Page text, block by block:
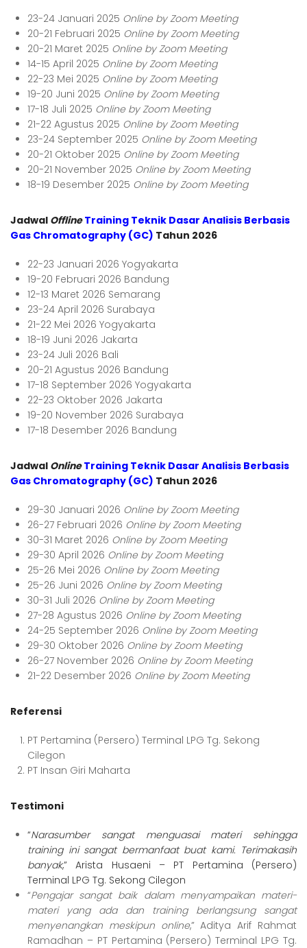
23-24 Januari 2025 Online by Zoom Meeting
20-21 Februari 2025 Online by Zoom Meeting
20-21 Maret 2025 Online by Zoom Meeting
14-15 April 2025 Online by Zoom Meeting
22-23 Mei 2025 Online by Zoom Meeting
19-20 Juni 2025 Online by Zoom Meeting
17-18 Juli 2025 Online by Zoom Meeting
21-22 Agustus 2025 Online by Zoom Meeting
23-24 September 2025 Online by Zoom Meeting
20-21 Oktober 2025 Online by Zoom Meeting
20-21 November 2025 Online by Zoom Meeting
18-19 Desember 2025 Online by Zoom Meeting
Jadwal OfflineTraining Teknik Dasar Analisis Berbasis
Gas Chromatography (GC) Tahun 2026
22-23 Januari 2026 Yogyakarta
19-20 Februari 2026 Bandung
12-13 Maret 2026 Semarang
23-24 April 2026 Surabaya
21-22 Mei 2026 Yogyakarta
18-19 Juni 2026 Jakarta
23-24 Juli 2026 Bali
20-21 Agustus 2026 Bandung
17-18 September 2026 Yogyakarta
22-23 Oktober 2026 Jakarta
19-20 November 2026 Surabaya
17-18 Desember 2026 Bandung
Jadwal OnlineTraining Teknik Dasar Analisis Berbasis
Gas Chromatography (GC) Tahun 2026
29-30 Januari 2026 Online by Zoom Meeting
26-27 Februari 2026 Online by Zoom Meeting
30-31 Maret 2026 Online by Zoom Meeting
29-30 April 2026 Online by Zoom Meeting
25-26 Mei 2026 Online by Zoom Meeting
25-26 Juni 2026 Online by Zoom Meeting
30-31 Juli 2026 Online by Zoom Meeting
27-28 Agustus 2026 Online by Zoom Meeting
24-25 September 2026 Online by Zoom Meeting
29-30 Oktober 2026 Online by Zoom Meeting
26-27 November 2026 Online by Zoom Meeting
21-22 Desember 2026 Online by Zoom Meeting
Referensi
PT Pertamina (Persero) Terminal LPG Tg. Sekong
Cilegon
PT Insan Giri Maharta
Testimoni
“Narasumber sangat menguasai materi sehingga
training ini sangat bermanfaat buat kami. Terimakasih
banyak,” Arista Husaeni – PT Pertamina (Persero)
Terminal LPG Tg. Sekong Cilegon
“Pengajar sangat baik dalam menyampaikan materi-
materi yang ada dan training berlangsung sangat
menyenangkan meskipun online,” Aditya Arif Rahmat
Ramadhan – PT Pertamina (Persero) Terminal LPG Tg.